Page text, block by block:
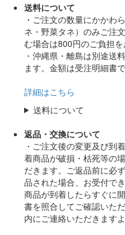
送料について
・ご注文の数量にかかわ
ネ・野菜タネ）のみご注
む場合は800円のご負担を
・沖縄県・離島は別途送
ます。金額は受注明細書
詳細はこちら
送料について
返品・交換について
・ご注文後の変更及び到
着商品が破損・枯死等の
だきます。ご返品前に必
品された場合、お受付で
商品が到着したらすぐに
書を照合してご確認いた
内にご連絡いただきます